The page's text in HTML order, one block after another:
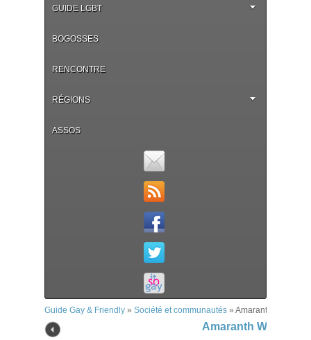
GUIDE LGBT
BOGOSSES
RENCONTRE
RÉGIONS
ASSOS
Guide Gay & Friendly » Société et communautés » Amaranth Womyn
Amaranth Womyn